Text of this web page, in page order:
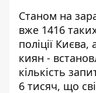
Станом на
вже 1416
поліції
киян -
кількість
6 тисяч, що